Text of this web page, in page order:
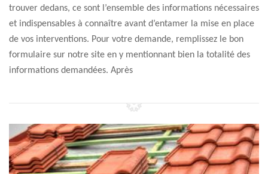
trouver dedans, ce sont l’ensemble des informations nécessaires
et indispensables à connaître avant d’entamer la mise en place
de vos interventions. Pour votre demande, remplissez le bon
formulaire sur notre site en y mentionnant bien la totalité des
informations demandées. Après